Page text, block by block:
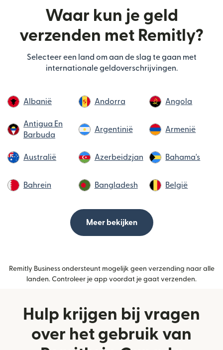
Waar kun je geld
verzenden met Remitly?
Selecteer een land om aan de slag te gaan met
internationale geldoverschrijvingen.
Albanië Andorra Angola
Antigua En
Barbuda
Argentinië Armenië
Australië Azerbeidzjan Bahama's
Bahrein Bangladesh België
Meer bekijken
Remitly Business ondersteunt mogelijk geen verzending naar alle
landen. Controleer je app voordat je gaat verzenden.
Hulp krijgen bij vragen
over het gebruik van